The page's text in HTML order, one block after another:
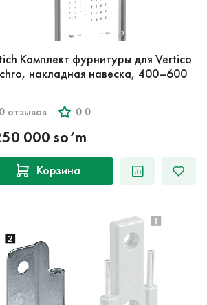
Комплект фурнитуры для Vertico
накладная навеска, 400–600
0 отзывов 0.0
000 so‘m
Корзина